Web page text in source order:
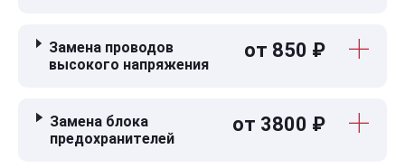
Замена проводов
высокого напряжения
от 850 ₽
Замена блока
предохранителей
от 3800 ₽